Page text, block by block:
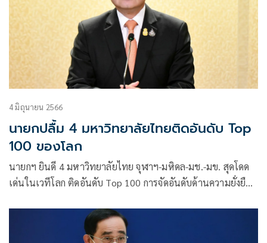
4 มิถุนายน 2566
นายกปลื้ม 4 มหาวิทยาลัยไทยติดอันดับ Top
100 ของโลก
นายกฯ ยินดี 4 มหาวิทยาลัยไทย จุฬาฯ-มหิดล-มช.-มข. สุดโดด
เด่นในเวทีโลก ติดอันดับ Top 100 การจัดอันดับด้านความยั่งยืน